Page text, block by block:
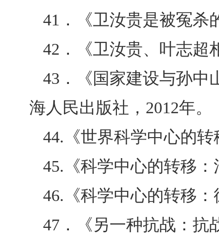
41 ．《卫汝贵是被冤
42 ．《卫汝贵、叶志
43 ．《国家建设与孙
海人民出版社，2012年。
44. 《世界科学中心的
45. 《科学中心的转移
46. 《科学中心的转移
47 ．《另一种抗战：